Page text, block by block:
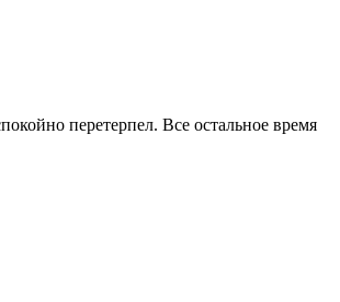
перетерпел. Все остальное время